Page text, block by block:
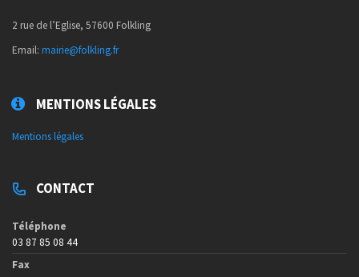
2 rue de l’Eglise, 57600 Folkling
Email: mairie@folkling.fr
MENTIONS LÉGALES
Mentions légales
CONTACT
Téléphone
03 87 85 08 44
Fax